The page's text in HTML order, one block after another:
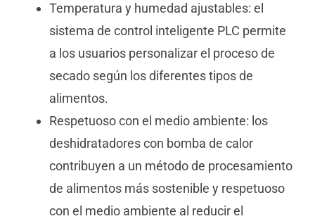
Temperatura y humedad ajustables: el
sistema de control inteligente PLC permite
a los usuarios personalizar el proceso de
secado según los diferentes tipos de
alimentos.
Respetuoso con el medio ambiente: los
deshidratadores con bomba de calor
contribuyen a un método de procesamiento
de alimentos más sostenible y respetuoso
con el medio ambiente al reducir el